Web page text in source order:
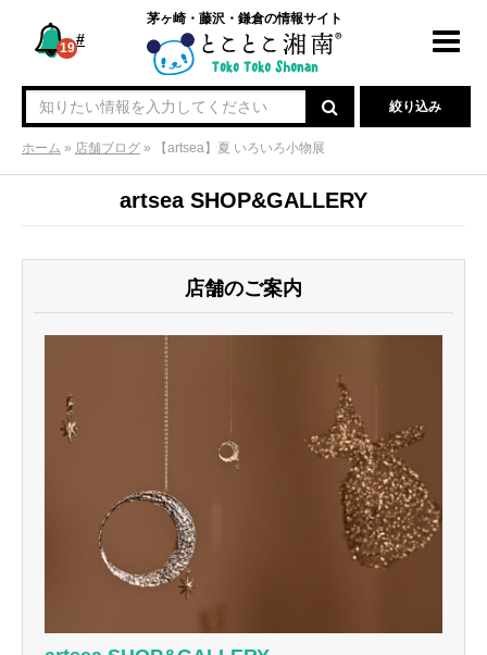
#
19
茅ヶ崎・藤沢・鎌倉の情報サイト
絞り込み
ホーム » 店舗ブログ » 【artsea】夏 いろいろ小物展
artsea SHOP&GALLERY
店舗のご案内